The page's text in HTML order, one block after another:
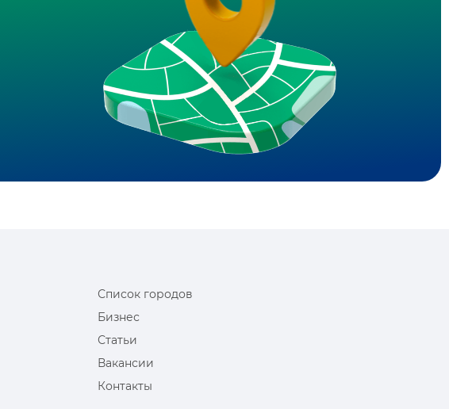
Список городов
Бизнес
Статьи
Вакансии
Контакты